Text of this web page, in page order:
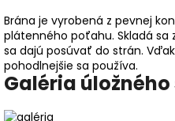
Brána je vyrobená z pevnej
plátenného poťahu. Skladá sa
sa dajú posúvať do strán.
pohodlnejšie sa používa.
Galéria